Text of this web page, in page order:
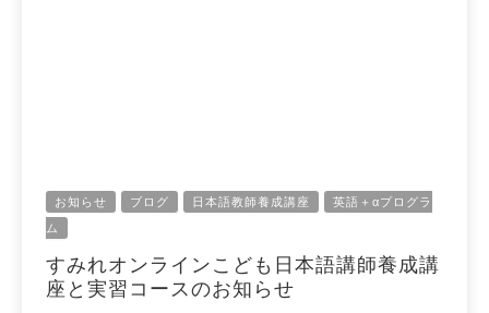
お知らせ ブログ 日本語教師養成講座
英語＋αプログラ
ム
すみれオンラインこども日本語講師養成講
座と実習コースのお知らせ